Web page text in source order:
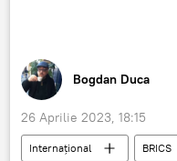
Bogdan Duca
26 Aprilie 2023, 18:15
Internațional BRICS